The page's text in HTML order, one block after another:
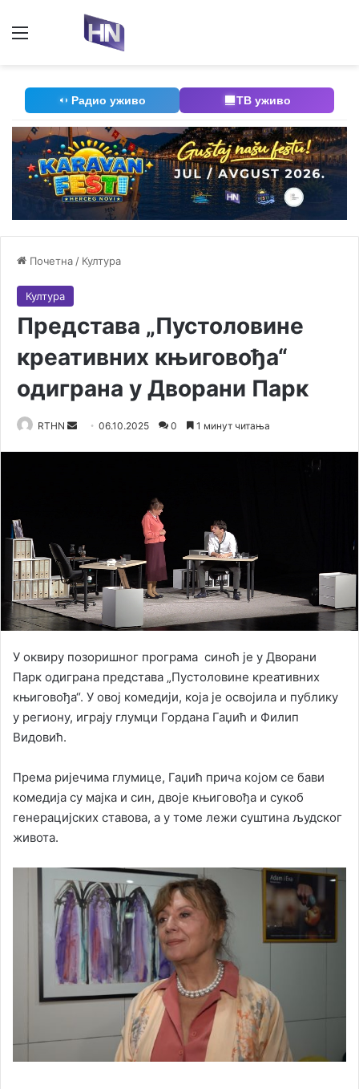
Радио уживо ТВ уживо
Почетна / Култура
Култура
Представа „Пустоловине
креативних књиговођа“
одиграна у Дворани Парк
RTHN
m
a
i
l
06.10.2025 0 1 минут читања
У оквиру позоришног програма синоћ је у Дворани
Парк одиграна представа „Пустоловине креативних
књиговођа“. У овој комедији, која је освојила и публику
у региону, играју глумци Гордана Гаџић и Филип
Видовић.
Према ријечима глумице, Гаџић прича којом се бави
комедија су мајка и син, двоје књиговођа и сукоб
генерацијских ставова, а у томе лежи суштина људског
живота.